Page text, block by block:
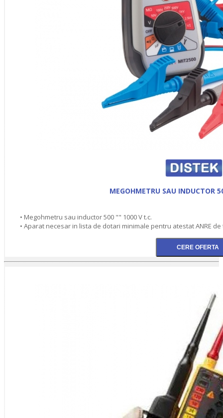
MEGOHMETRU SAU INDUCTOR
• Megohmetru sau inductor 500 "" 1000 V t.c.
• Aparat necesar in lista de dotari minimale pentru atestat ANRE de